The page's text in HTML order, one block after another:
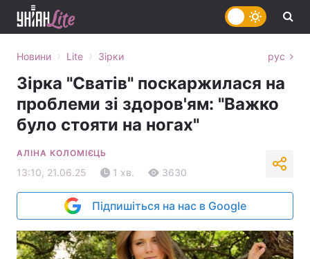
Новини › Lite › Зірки рус
Зірка "Сватів" поскаржилася на
проблеми зі здоров'ям: "Важко
було стояти на ногах"
АЛІНА КОЛОМІЄЦЬ
13:10, 21.06.25 1 хв. 3630
Підпишіться на нас в Google